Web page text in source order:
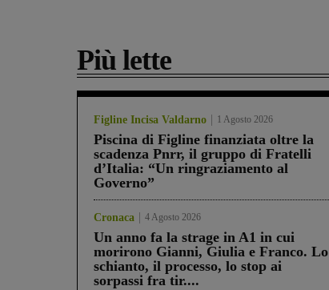
Più lette
Figline Incisa Valdarno 1 Agosto 2026
Piscina di Figline finanziata oltre la
scadenza Pnrr, il gruppo di Fratelli
d’Italia: “Un ringraziamento al
Governo”
Cronaca 4 Agosto 2026
Un anno fa la strage in A1 in cui
morirono Gianni, Giulia e Franco. Lo
schianto, il processo, lo stop ai
sorpassi fra tir....